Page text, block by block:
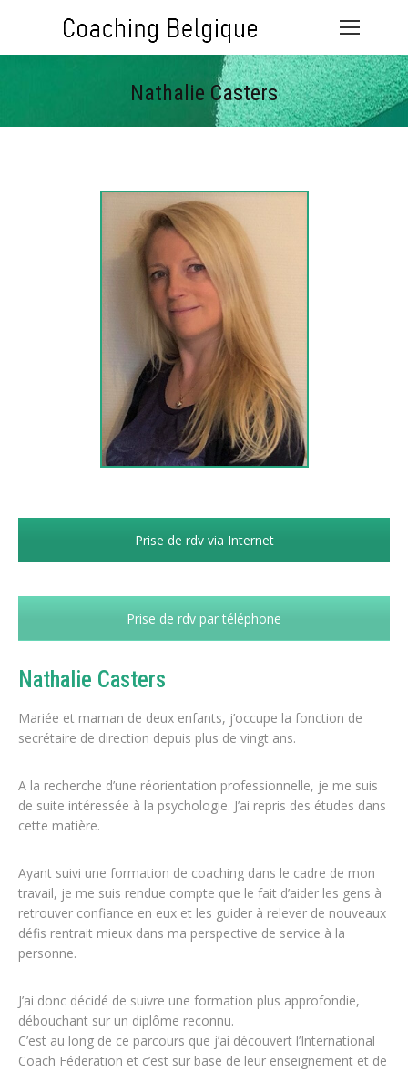
Nathalie Casters
Vous êtes ici :
Prise de rdv via Internet
Prise de rdv par téléphone
Nathalie Casters
Mariée et maman de deux enfants, j’occupe la fonction de
secrétaire de direction depuis plus de vingt ans.
A la recherche d’une réorientation professionnelle, je me suis
de suite intéressée à la psychologie. J’ai repris des études dans
cette matière.
Ayant suivi une formation de coaching dans le cadre de mon
travail, je me suis rendue compte que le fait d’aider les gens à
retrouver confiance en eux et les guider à relever de nouveaux
défis rentrait mieux dans ma perspective de service à la
personne.
J’ai donc décidé de suivre une formation plus approfondie,
débouchant sur un diplôme reconnu.
C’est au long de ce parcours que j’ai découvert l’International
Coach Féderation et c’est sur base de leur enseignement et de